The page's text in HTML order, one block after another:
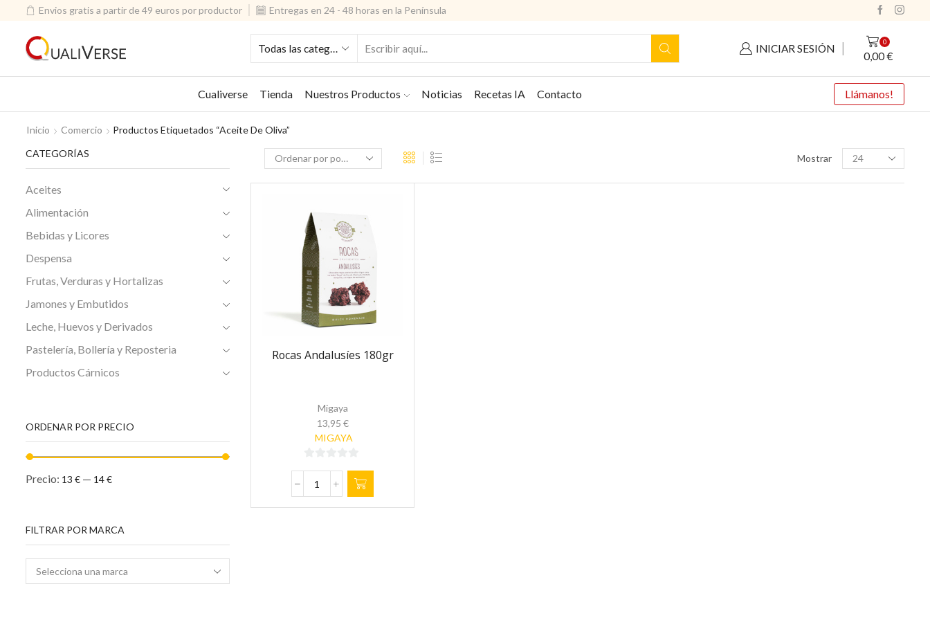
Envios gratis a partir de 49 euros por productor Entregas en 24 - 48 horas en la Península
INICIAR SESIÓN
0
0,00€
Cualiverse Tienda Nuestros Productos Noticias Recetas IA Contacto Llámanos!
Inicio Comercio Productos Etiquetados “Aceite De Oliva”
Mostrar
Productos
por
pagina
Rocas Andalusíes 180gr
Migaya
13,95 €
MIGAYA
de
5
Rocas
Andalusíes
CATEGORÍAS
Aceites
Alimentación
Bebidas y Licores
Despensa
Frutas, Verduras y Hortalizas
Jamones y Embutidos
Leche, Huevos y Derivados
Pastelería, Bollería y Reposteria
Productos Cárnicos
ORDENAR POR PRECIO
Precio: 13 € — 14 €
FILTRAR POR MARCA